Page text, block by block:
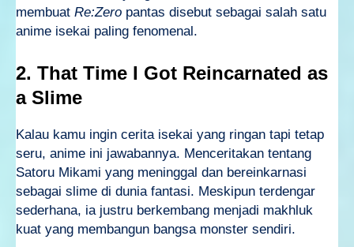
membuat Re:Zero pantas disebut sebagai salah satu
anime isekai paling fenomenal.
2. That Time I Got Reincarnated as
a Slime
Kalau kamu ingin cerita isekai yang ringan tapi tetap
seru, anime ini jawabannya. Menceritakan tentang
Satoru Mikami yang meninggal dan bereinkarnasi
sebagai slime di dunia fantasi. Meskipun terdengar
sederhana, ia justru berkembang menjadi makhluk
kuat yang membangun bangsa monster sendiri.